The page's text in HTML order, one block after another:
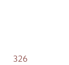
26 - LE
326